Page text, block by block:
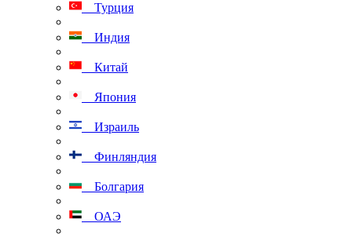
Турция
Индия
Китай
Япония
Израиль
Финляндия
Болгария
ОАЭ